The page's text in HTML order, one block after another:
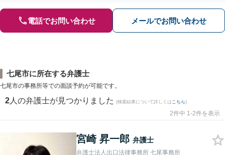
電話でお問い合わせ メールでお問い合わせ
七尾市に所在する弁護士
七尾市の事務所等での面談予約が可能です。
2 人の弁護士が見つかりました (検索結果について詳しくは こちら)
2件中 1-2件を表示
宮崎 昇一郎 弁護士
弁護士法人出口法律事務所 七尾事務所